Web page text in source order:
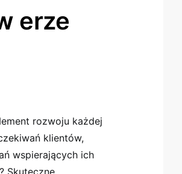
erze
rozwoju każdej
klientów,
wspierających ich
Skuteczne